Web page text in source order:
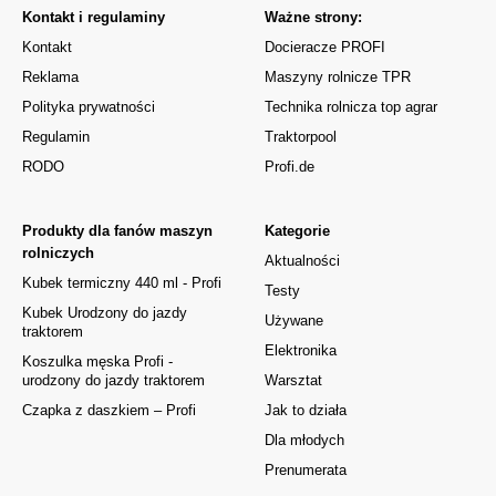
Kontakt i regulaminy
Kontakt
Reklama
Polityka prywatności
Regulamin
RODO
Kategorie
Aktualności
Testy
Używane
Elektronika
Warsztat
Jak to działa
Dla młodych
Prenumerata
Produkty dla fanów maszyn
rolniczych
Kubek termiczny 440 ml - Profi
Kubek Urodzony do jazdy
traktorem
Koszulka męska Profi -
urodzony do jazdy traktorem
Czapka z daszkiem – Profi
Ważne strony:
Docieracze PROFI
Maszyny rolnicze TPR
Technika rolnicza top agrar
Traktorpool
Profi.de